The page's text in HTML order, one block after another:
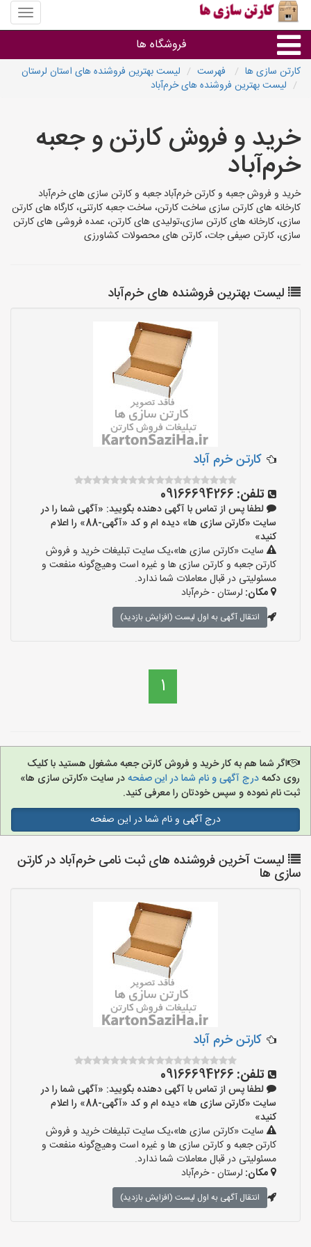
منوی
سایت
سازی
ها
فروشگاه ها
کارتن جعبه
سایر گروه ها
کارتن سازی ها فهرست
لیست بهترین فروشنده های استان لرستان
لیست بهترین فروشنده های خرم‌آباد
خرید و فروش کارتن و جعبه
خرم‌آباد
خرید و فروش جعبه و کارتن خرم‌آباد جعبه و کارتن سازی های خرم‌آباد
کارخانه های کارتن سازی ساخت کارتن، ساخت جعبه کارتنی، کارگاه های کارتن
سازی، کارخانه های کارتن سازی،تولیدی های کارتن، عمده فروشی های کارتن
سازی، کارتن صیفی جات، کارتن های محصولات کشاورزی
لیست بهترین فروشنده های خرم‌آباد
کارتن خرم آباد
تلفن: 09166694266
لطفا پس از تماس با آگهی دهنده بگویید: «آگهی شما را در
سایت «کارتن سازی ها» دیده ام و کد «آگهی-88» را اعلام
کنید»
سایت «کارتن سازی ها»،یک سایت تبلیغات خرید و فروش
کارتن جعبه و کارتن سازی ها و غیره است وهیچ‌گونه منفعت و
مسئولیتی در قبال معاملات شما ندارد.
مکان: لرستان - خرم‌آباد
انتقال آگهی به اول لیست (افزایش بازدید)
1
اگر شما هم به کار خرید و فروش کارتن جعبه مشغول هستید با کلیک
روی دکمهدرج آگهی و نام شما در این صفحهدر سایت «کارتن سازی ها»
ثبت نام نموده و سپس خودتان را معرفی کنید.
درج آگهی و نام شما در این صفحه
لیست آخرین فروشنده های ثبت نامی خرم‌آباد در کارتن
سازی ها
کارتن خرم آباد
تلفن: 09166694266
لطفا پس از تماس با آگهی دهنده بگویید: «آگهی شما را در
سایت «کارتن سازی ها» دیده ام و کد «آگهی-88» را اعلام
کنید»
سایت «کارتن سازی ها»،یک سایت تبلیغات خرید و فروش
کارتن جعبه و کارتن سازی ها و غیره است وهیچ‌گونه منفعت و
مسئولیتی در قبال معاملات شما ندارد.
مکان: لرستان - خرم‌آباد
انتقال آگهی به اول لیست (افزایش بازدید)